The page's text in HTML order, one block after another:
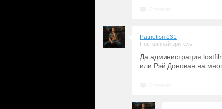
Patriotism131
Постоянный зритель
Да администрация
или Рэй Донован на